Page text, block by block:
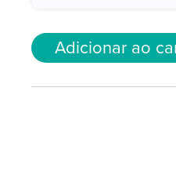
Adicionar ao